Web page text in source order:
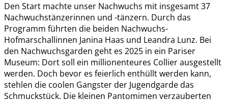
Den Start machte unser Nachwuchs mit insgesamt 37
Nachwuchstänzerinnen und -tänzern. Durch das
Programm führten die beiden Nachwuchs-
Hofmarschallinnen Janina Haas und Leandra Lunz. Bei
den Nachwuchsgarden geht es 2025 in ein Pariser
Museum: Dort soll ein millionenteures Collier ausgestellt
werden. Doch bevor es feierlich enthüllt werden kann,
stehlen die coolen Gangster der Jugendgarde das
Schmuckstück. Die kleinen Pantomimen verzauberten